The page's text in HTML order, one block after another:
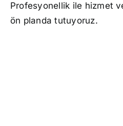
Profesyonellik ile hizmet
ön planda tutuyoruz.